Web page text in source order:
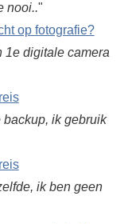
nooi.."
op fotografie?
1e digitale camera
ik gebruik
ik ben geen